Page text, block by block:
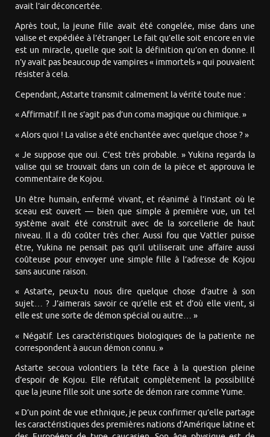
avait l’air déconcertée.
Après tout, la jeune fille avait été congelée, mise dans une
valise et expédiée à l’étranger. Le fait qu’elle soit encore en vie
est un miracle, quelle que soit la définition qu’on en donne. Il
n’y avait pas beaucoup de vampires « immortels » qui pouvaient
résister à cela.
Cependant, Astarte transmit calmement la vérité toute nue :
« Affirmatif. Il ne s’agit pas d’un coma magique ou chimique. »
« Alors quoi ! La valise a été enchantée avec quelque chose ? »
« Je suppose que oui. C’est très probable. » Yukina regarda la
valise qui se trouvait dans un coin de la pièce et approuva le
commentaire de Kojou.
Un être humain, enfermé vivant, et réanimé à l’instant où le
sceau est ouvert — bien que simple à première vue, un tel
système avait été construit avec de la sorcellerie de haut
niveau. Il a dû coûter très cher. Aussi fou que Vattler puisse
être, Yukina ne pensait pas qu’il utiliserait une affaire aussi
coûteuse pour envoyer une simple fille à l’adresse de Kojou
sans aucune raison.
« Astarte, peux-tu nous dire quelque chose d’autre à son
sujet… ? J’aimerais savoir ce qu’elle est et d’où elle vient, si
elle est une sorte de démon spécial ou autre… »
« Négatif. Les caractéristiques biologiques de la patiente ne
correspondent à aucun démon connu. »
Astarte secoua volontiers la tête face à la question pleine
d’espoir de Kojou. Elle réfutait complètement la possibilité
que la jeune fille soit une sorte de démon rare comme Yume.
« D’un point de vue ethnique, je peux confirmer qu’elle partage
les caractéristiques des premières nations d’Amérique latine et